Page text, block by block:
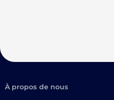
À propos de nous